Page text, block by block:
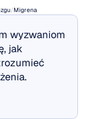
/Migrena
wyzwaniom
jak